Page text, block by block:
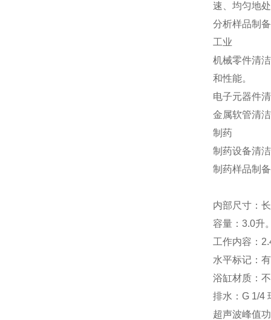
速、均匀地
分析样品制
工业
机械零件清
和性能。
电子元器件
金属软管清
制药
制药设备清
制药样品制
内部尺寸：长
容量： 3.0升
工作内容：
水平标记：
浴缸材质：
排水： G 1/4
超声波峰值